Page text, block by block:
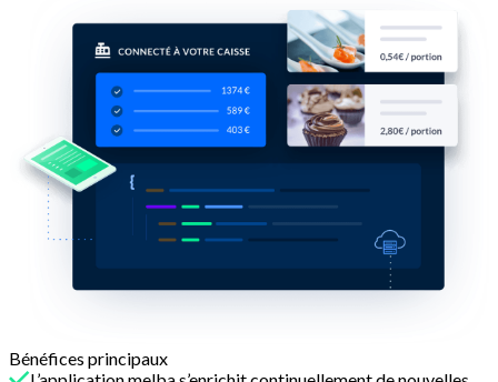
Bénéfices principaux